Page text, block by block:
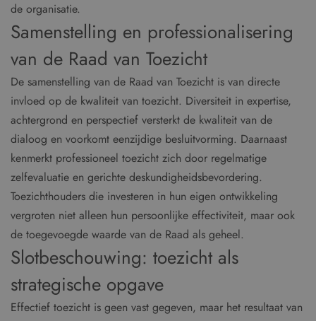
de organisatie.
Samenstelling en professionalisering
van de Raad van Toezicht
De samenstelling van de Raad van Toezicht is van directe
invloed op de kwaliteit van toezicht. Diversiteit in expertise,
achtergrond en perspectief versterkt de kwaliteit van de
dialoog en voorkomt eenzijdige besluitvorming. Daarnaast
kenmerkt professioneel toezicht zich door regelmatige
zelfevaluatie en gerichte deskundigheidsbevordering.
Toezichthouders die investeren in hun eigen ontwikkeling
vergroten niet alleen hun persoonlijke effectiviteit, maar ook
de toegevoegde waarde van de Raad als geheel.
Slotbeschouwing: toezicht als
strategische opgave
Effectief toezicht is geen vast gegeven, maar het resultaat van